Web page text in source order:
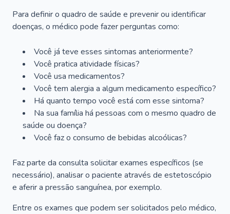
Para definir o quadro de saúde e prevenir ou identificar
doenças, o médico pode fazer perguntas como:
Você já teve esses sintomas anteriormente?
Você pratica atividade físicas?
Você usa medicamentos?
Você tem alergia a algum medicamento específico?
Há quanto tempo você está com esse sintoma?
Na sua família há pessoas com o mesmo quadro de
saúde ou doença?
Você faz o consumo de bebidas alcoólicas?
Faz parte da consulta solicitar exames específicos (se
necessário), analisar o paciente através de estetoscópio
e aferir a pressão sanguínea, por exemplo.
Entre os exames que podem ser solicitados pelo médico,